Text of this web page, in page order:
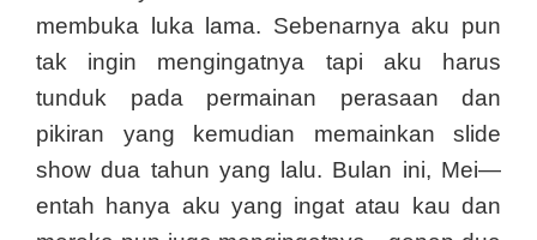
membuka luka lama. Sebenarnya aku pun
tak ingin mengingatnya tapi aku harus
tunduk pada permainan perasaan dan
pikiran yang kemudian memainkan slide
show dua tahun yang lalu. Bulan ini, Mei—
entah hanya aku yang ingat atau kau dan